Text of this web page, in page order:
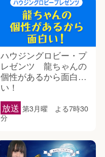
ハウジングロビー・プ
レゼンツ 龍ちゃんの
個性があるから面白
い！
放送 第3月曜 よる7時30
分